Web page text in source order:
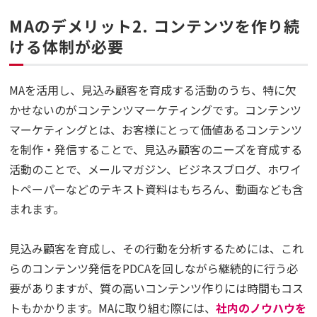
MAのデメリット2. コンテンツを作り続
ける体制が必要
MAを活用し、見込み顧客を育成する活動のうち、特に欠
かせないのがコンテンツマーケティングです。コンテンツ
マーケティングとは、お客様にとって価値あるコンテンツ
を制作・発信することで、見込み顧客のニーズを育成する
活動のことで、メールマガジン、ビジネスブログ、ホワイ
トペーパーなどのテキスト資料はもちろん、動画なども含
まれます。
見込み顧客を育成し、その行動を分析するためには、これ
らのコンテンツ発信をPDCAを回しながら継続的に行う必
要がありますが、質の高いコンテンツ作りには時間もコス
トもかかります。MAに取り組む際には、社内のノウハウを